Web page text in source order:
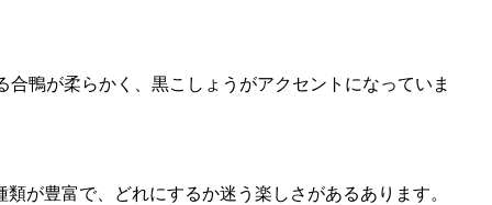
鴨が柔らかく、黒こしょうがアクセントになっていま
が豊富で、どれにするか迷う楽しさがあるあります。